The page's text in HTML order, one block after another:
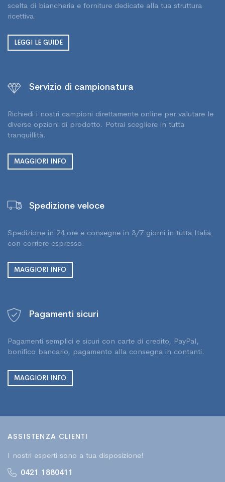
scelta di biancheria e forniture dedicate alla tua struttura
ricettiva.
LEGGI LE GUIDE
Servizio di campionatura
Richiedi i nostri campioni direttamente online per valutare le
diverse opzioni di prodotto. Potrai scegliere in tutta
tranquillità.
MAGGIORI INFO
Spedizione veloce
Spedizione in 24 ore e consegne in 3/7 giorni in tutta Italia
con corriere espresso.
MAGGIORI INFO
Pagamenti sicuri
Pagamenti semplici e sicuri con carte di credito, PayPal,
bonifico bancario, pagamento alla consegna in contanti.
MAGGIORI INFO
ASSISTENZA CLIENTI
I nostri esperti sono a tua disposizione!
0421 1880411